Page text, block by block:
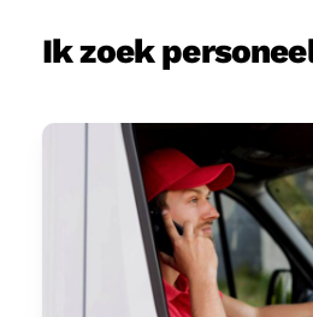
Ik zoek
Transport